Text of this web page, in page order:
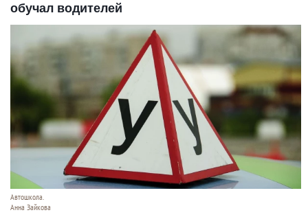
обучал водителей
Автошкола.
Анна Зайкова